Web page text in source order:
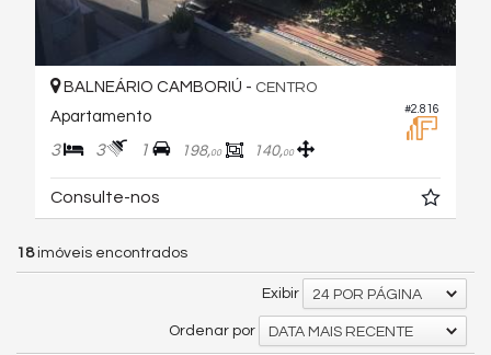
#2.816
BALNEÁRIO CAMBORIÚ - CENTRO
Apartamento
3 3 1 198,00 140,00
Consulte-nos
18imóveis encontrados
Exibir 24 POR PÁGINA
Ordenar por DATA MAIS RECENTE